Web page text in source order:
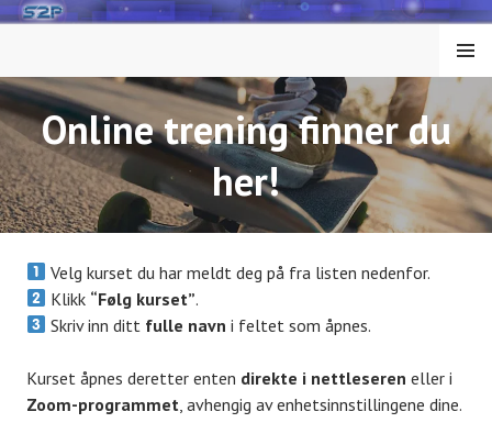
Hopp
MENY
Online trening finner du
her!
Velg kurset du har meldt deg på fra listen nedenfor.
Klikk “Følg kurset”.
Skriv inn ditt fulle navn i feltet som åpnes.
Kurset åpnes deretter enten direkte i nettleseren eller i
Zoom-programmet , avhengig av enhetsinnstillingene dine.